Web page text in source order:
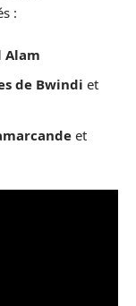
:
Alam
de Bwindi et
et